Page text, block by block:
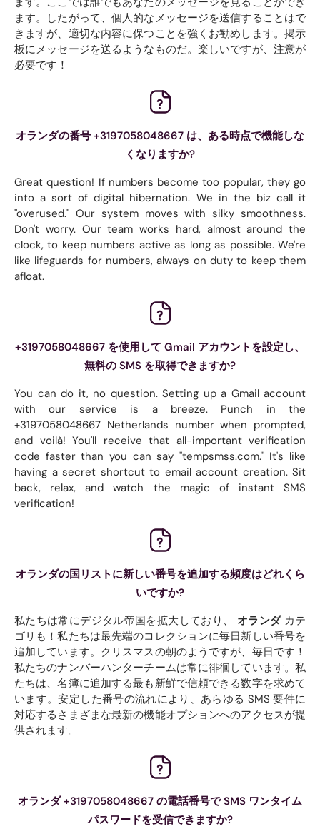
ます。したがって、個人的なメッセージを送信することはで
きますが、適切な内容に保つことを強くお勧めします。掲示
板にメッセージを送るようなものだ。楽しいですが、注意が
必要です！
オランダの番号 +3197058048667 は、ある時点で機能しな
くなりますか?
Great question! If numbers become too popular, they go
into a sort of digital hibernation. We in the biz call it
"overused." Our system moves with silky smoothness.
Don't worry. Our team works hard, almost around the
clock, to keep numbers active as long as possible. We're
like lifeguards for numbers, always on duty to keep them
afloat.
+3197058048667 を使用して Gmail アカウントを設定し、
無料の SMS を取得できますか?
You can do it, no question. Setting up a Gmail account
with our service is a breeze. Punch in the
+3197058048667 Netherlands number when prompted,
and voilà! You'll receive that all-important verification
code faster than you can say "tempsmss.com." It's like
having a secret shortcut to email account creation. Sit
back, relax, and watch the magic of instant SMS
verification!
オランダの国リストに新しい番号を追加する頻度はどれくら
いですか?
私たちは常にデジタル帝国を拡大しており、 オランダカテ
ゴリも！私たちは最先端のコレクションに毎日新しい番号を
追加しています。クリスマスの朝のようですが、毎日です！
私たちのナンバーハンターチームは常に徘徊しています。私
たちは、名簿に追加する最も新鮮で信頼できる数字を求めて
います。安定した番号の流れにより、あらゆる SMS 要件に
対応するさまざまな最新の機能オプションへのアクセスが提
供されます。
オランダ +3197058048667 の電話番号で SMS ワンタイム
パスワードを受信できますか?